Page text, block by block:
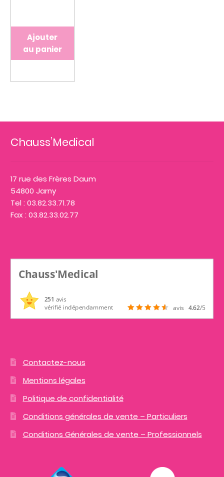
Ajouter
au panier
Chauss’Medical
17 rue des Frères Daum
54800 Jarny
Tel : 03.82.33.71.78
Fax : 03.82.33.02.77
Chauss'Medical
251 avis
vérifié indépendamment avis 4.62/5
Contactez-nous
Mentions légales
Politique de confidentialité
Conditions générales de vente – Particuliers
Conditions Générales de vente – Professionnels